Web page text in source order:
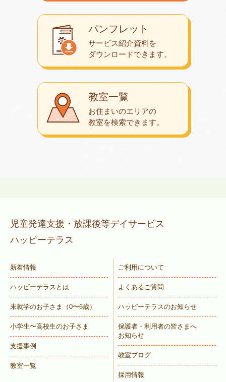
教室一覧
お住まいのエリアの
教室を検索できます。
パンフレット
サービス紹介資料を
ダウンロードできます。
児童発達支援・放課後等デイサービス
ハッピーテラス
新着情報
ハッピーテラスとは
未就学のお子さま （0〜6歳）
小学生〜高校生のお子さま
支援事例
教室一覧
ご利用について
よくあるご質問
ハッピーテラスのお知らせ
保護者・利用者の皆さまへ
お知らせ
教室ブログ
採用情報